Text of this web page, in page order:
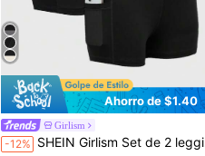
Ahorro de $1.40
Girlism
-12% SHEIN Girlism Set de 2 leggings de malla con parches y bolsillos, con un diseño de entrelazado en la cintura, para niñas adolescentes